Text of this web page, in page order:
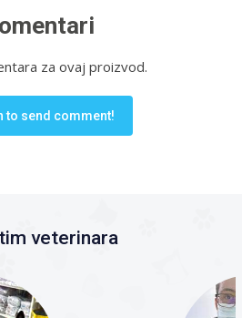
za ovaj proizvod.
to send comment!
veterinara